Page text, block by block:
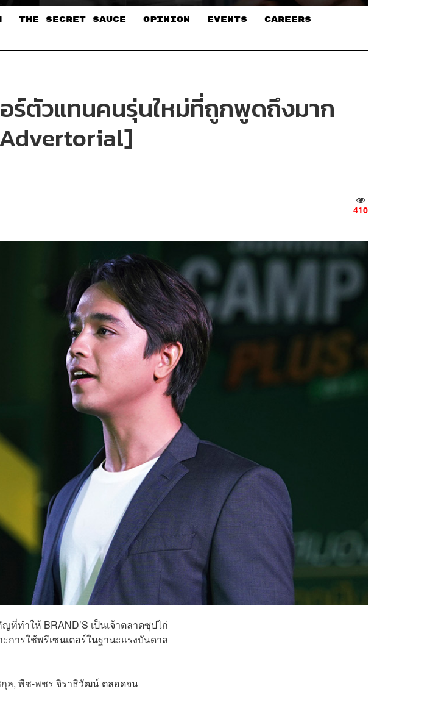
THE SECRET SAUCE​ OPINION EVENTS CAREERS
อร์ตัวแทนคนรุ่นใหม่ที่ถูกพูดถึงมาก
410
ำให้ BRAND’S เป็นเจ้าตลาดซุปไก่
การใช้พรีเซนเตอร์ในฐานะแรงบันดาล
กุล, พีช-พชร จิราธิวัฒน์ ตลอดจน